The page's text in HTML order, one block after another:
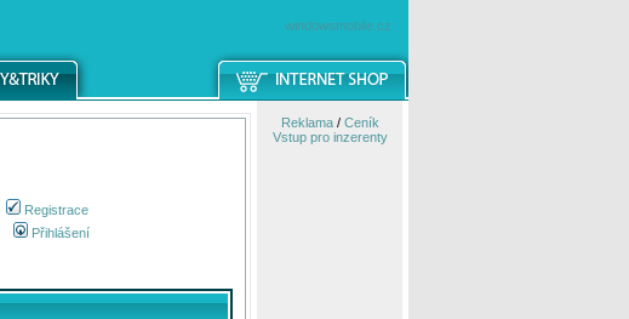
windowsmobile.cz
Registrace
Přihlášení
Reklama/ Ceník
Vstup pro inzerenty